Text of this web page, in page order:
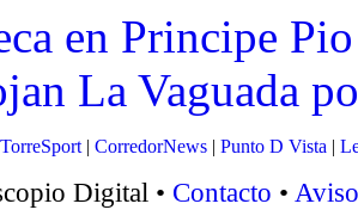
en Principe Pio
La Vaguada
TorreSport | CorredorNews | Punto D Vista |
Digital • Contacto •